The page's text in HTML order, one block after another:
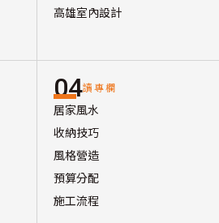
高雄室內設計
04讀專欄
居家風水
收納技巧
風格營造
預算分配
施工流程